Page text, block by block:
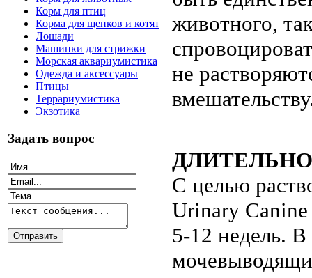
Корм для птиц
Корма для щенков и котят
Лошади
Машинки для стрижки
Морская аквариумистика
Одежда и аксессуары
Птицы
Террариумистика
Экзотика
Задать вопрос
животного,
не
С целью
Urinary Canine
5-12 недель.